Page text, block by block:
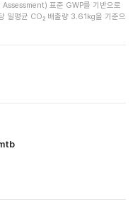
표준 GWP를 기반으로
일평균 CO₂ 배출량 3.61kg을 기준으